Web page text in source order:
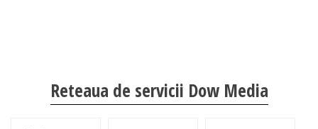
Reteaua de servicii Dow Media